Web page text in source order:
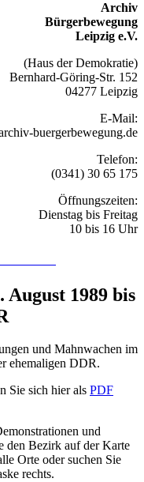
Archiv
Bürgerbewegung
Leipzig e.V.
(Haus der Demokratie)
Bernhard-Göring-Str. 152
04277 Leipzig
E-Mail:
buergerbewegung.de
Telefon:
(0341) 30 65 175
Öffnungszeiten:
Dienstag bis Freitag
10 bis 16 Uhr
August 1989 bis
und Mahnwachen im
ehemaligen DDR.
Sie sich hier als PDF
und
den Bezirk auf der Karte
Orte oder suchen Sie
rechts.